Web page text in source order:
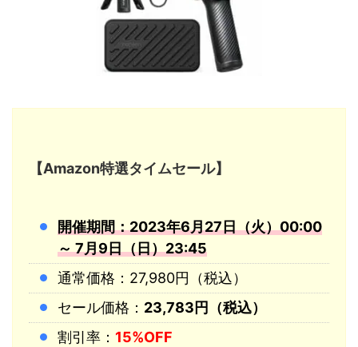
【Amazon特選タイムセール】
開催期間：2023年6月27日（火）00:00
～ 7月9日（日）23:45
通常価格：27,980円（税込）
セール価格： 23,783円（税込）
割引率： 15%OFF